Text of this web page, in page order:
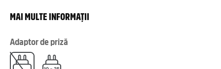
MAI MULTE INFORMAȚII
Adaptor de priză